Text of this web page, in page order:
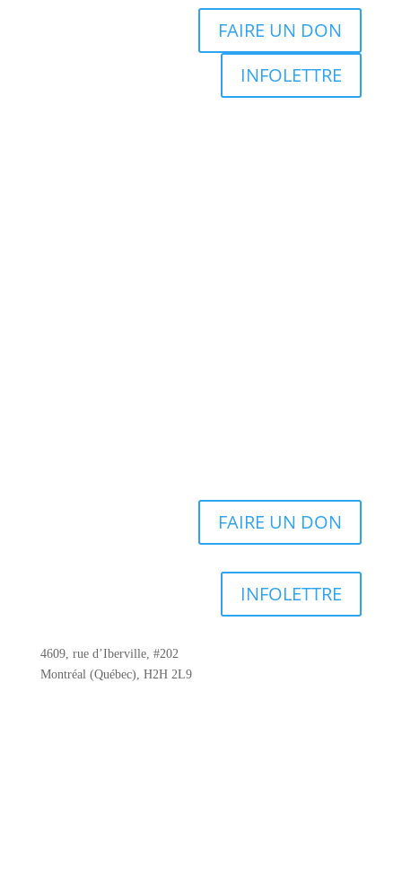
FAIRE UN DON
INFOLETTRE
FAIRE UN DON
INFOLETTRE
4609, rue d’Iberville, #202
Montréal (Québec), H2H 2L9